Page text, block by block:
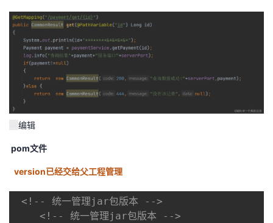
博
客
的
论
坛
我
的
圈
子
我
的
直
我
的
动
我
关
注
的
开
我
的
我
编辑
pom文件
version已经交给父工程管理
<!-- 统一管理jar包版本 -->
<!-- 统一管理jar包版本 -->